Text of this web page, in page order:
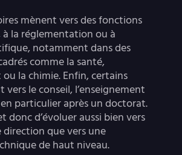
mènent vers des fonctions
à la réglementation ou à
notamment dans des
comme la santé,
la chimie. Enfin, certains
le conseil, l’enseignement
particulier après un doctorat.
donc d’évoluer aussi bien vers
que vers une
de haut niveau.